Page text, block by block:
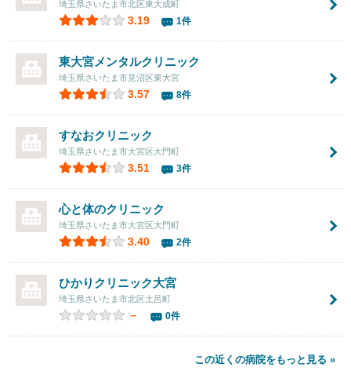
埼玉県さいたま市北区東大成町
3.19 1件
東大宮メンタルクリニック
埼玉県さいたま市見沼区東大宮
3.57 8件
すなおクリニック
埼玉県さいたま市大宮区大門町
3.51 3件
心と体のクリニック
埼玉県さいたま市大宮区大門町
3.40 2件
ひかりクリニック大宮
埼玉県さいたま市北区土呂町
－ 0件
この近くの病院をもっと見る »